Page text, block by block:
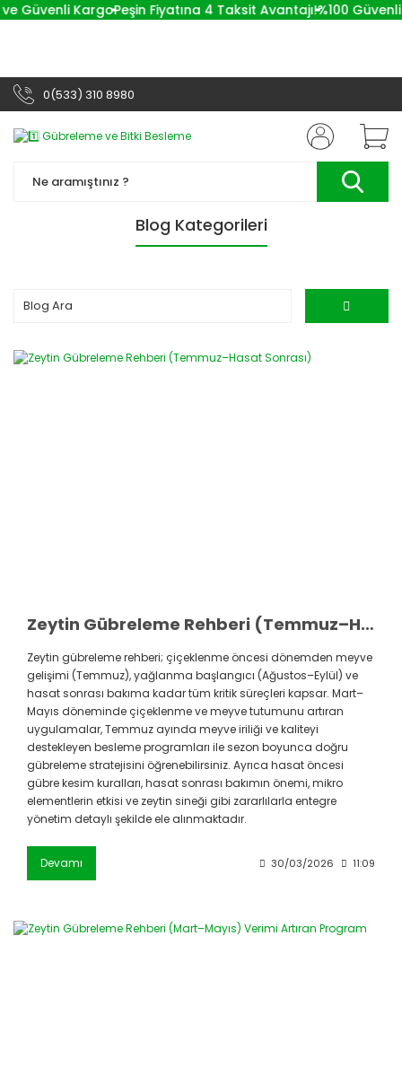
Güvenli KargoPeşin Fiyatına 4 Taksit Avantajı!%100 Güvenli
0(533) 310 8980
Blog Kategorileri
Zeytin Gübreleme Rehberi (Temmuz–Hasat Sonrası)
Zeytin gübreleme rehberi; çiçeklenme öncesi dönemden meyve
gelişimi (Temmuz), yağlanma başlangıcı (Ağustos–Eylül) ve
hasat sonrası bakıma kadar tüm kritik süreçleri kapsar. Mart–
Mayıs döneminde çiçeklenme ve meyve tutumunu artıran
uygulamalar, Temmuz ayında meyve iriliği ve kaliteyi
destekleyen besleme programları ile sezon boyunca doğru
gübreleme stratejisini öğrenebilirsiniz. Ayrıca hasat öncesi
gübre kesim kuralları, hasat sonrası bakımın önemi, mikro
elementlerin etkisi ve zeytin sineği gibi zararlılarla entegre
yönetim detaylı şekilde ele alınmaktadır.
Devamı 30/03/2026 11:09